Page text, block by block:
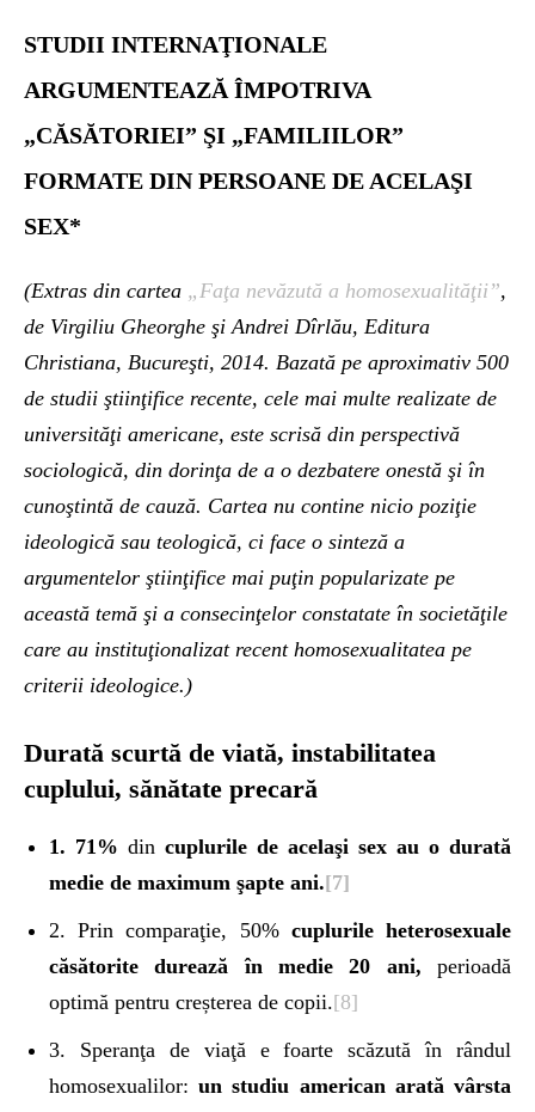
STUDII INTERNAŢIONALE
ARGUMENTEAZĂ ÎMPOTRIVA
„CĂSĂTORIEI” ŞI „FAMILIILOR”
FORMATE DIN PERSOANE DE ACELAŞI
SEX*
(Extras din cartea „Faţa nevăzută a homosexualităţii”,
de Virgiliu Gheorghe şi Andrei Dîrlău, Editura
Christiana, Bucureşti, 2014. Bazată pe aproximativ 500
de studii ştiinţifice recente, cele mai multe realizate de
universităţi americane, este scrisă din perspectivă
sociologică, din dorinţa de a o dezbatere onestă şi în
cunoştintă de cauză. Cartea nu contine nicio poziţie
ideologică sau teologică, ci face o sinteză a
argumentelor ştiinţifice mai puţin popularizate pe
această temă şi a consecinţelor constatate în societăţile
care au instituţionalizat recent homosexualitatea pe
criterii ideologice.)
Durată scurtă de viată, instabilitatea
cuplului, sănătate precară
1. 71% din cuplurile de acelaşi sex au o durată
medie de maximum şapte ani.[7]
2. Prin comparaţie, 50% cuplurile heterosexuale
căsătorite durează în medie 20 ani, perioadă
optimă pentru creșterea de copii.[8]
3. Speranţa de viaţă e foarte scăzută în rândul
homosexualilor:un studiu american arată vârsta